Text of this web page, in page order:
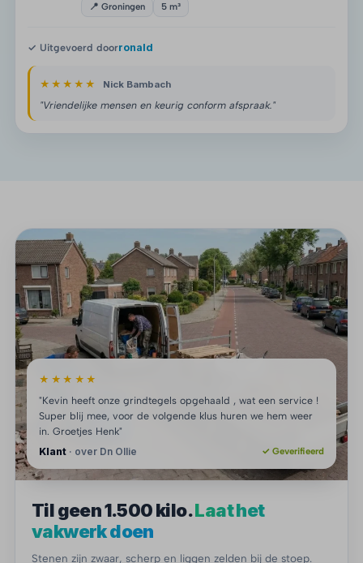
📍 Groningen 5 m³
✓ Uitgevoerd doorronald
★★★★★ Nick Bambach
"Vriendelijke mensen en keurig conform afspraak."
★★★★★
"Kevin heeft onze grindtegels opgehaald , wat een service !
Super blij mee, voor de volgende klus huren we hem weer
in. Groetjes Henk"
Klant · over Dn Ollie ✓ Geverifieerd
Til geen 1.500 kilo.Laat het
vakwerk doen
Stenen zijn zwaar, scherp en liggen zelden bij de stoep.